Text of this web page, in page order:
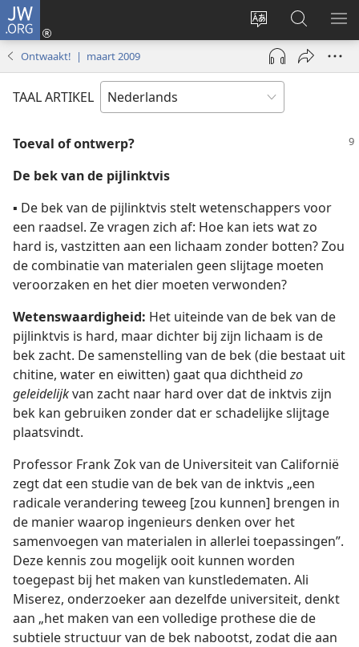
JW.ORG
Taal
site
wijzigen
Inloggen
(opent
nieuw
venster)
Zoeken
op
JW.ORG
Ontwaakt! | maart 2009
TAAL ARTIKEL
Toeval of ontwerp?
De bek van de pijlinktvis
▪ De bek van de pijlinktvis stelt wetenschappers voor
een raadsel. Ze vragen zich af: Hoe kan iets wat zo
hard is, vastzitten aan een lichaam zonder botten? Zou
de combinatie van materialen geen slijtage moeten
veroorzaken en het dier moeten verwonden?
Wetenswaardigheid: Het uiteinde van de bek van de
pijlinktvis is hard, maar dichter bij zijn lichaam is de
bek zacht. De samenstelling van de bek (die bestaat uit
chitine, water en eiwitten) gaat qua dichtheidzo
geleidelijkvan zacht naar hard over dat de inktvis zijn
bek kan gebruiken zonder dat er schadelijke slijtage
plaatsvindt.
Professor Frank Zok van de Universiteit van Californië
zegt dat een studie van de bek van de inktvis „een
radicale verandering teweeg [zou kunnen] brengen in
de manier waarop ingenieurs denken over het
samenvoegen van materialen in allerlei toepassingen”.
Deze kennis zou mogelijk ooit kunnen worden
toegepast bij het maken van kunstledematen. Ali
Miserez, onderzoeker aan dezelfde universiteit, denkt
aan „het maken van een volledige prothese die de
subtiele structuur van de bek nabootst, zodat die aan